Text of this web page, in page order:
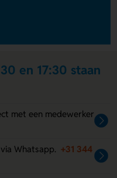
en 17:30 staan
met een medewerker
Whatsapp. +31 344